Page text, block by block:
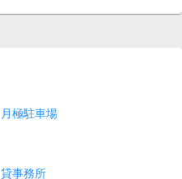
月極駐車場
貸事務所